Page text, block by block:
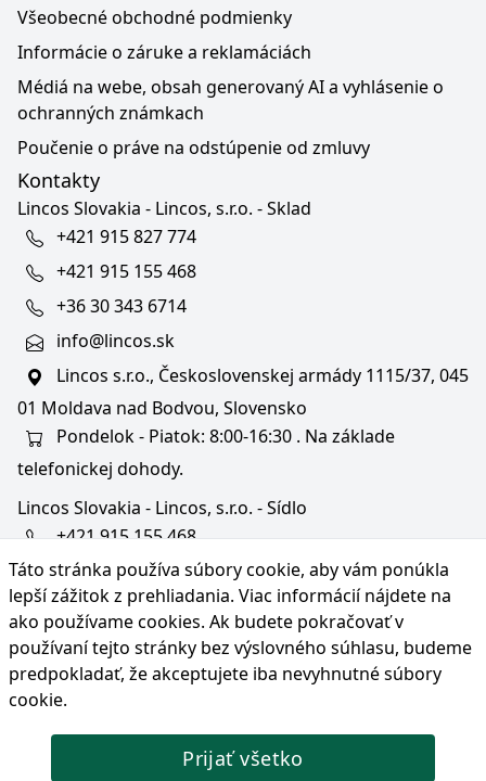
Táto stránka používa súbory cookie, aby vám ponúkla
lepší zážitok z prehliadania. Viac informácií nájdete na
ako používame cookies. Ak budete pokračovať v
používaní tejto stránky bez výslovného súhlasu, budeme
predpokladať, že akceptujete iba nevyhnutné súbory
cookie.
Prijať všetko
Všeobecné obchodné podmienky
Informácie o záruke a reklamáciách
Médiá na webe, obsah generovaný AI a vyhlásenie o
ochranných známkach
Poučenie o práve na odstúpenie od zmluvy
Kontakty
Lincos Slovakia - Lincos, s.r.o. - Sklad
+421 915 827 774
+421 915 155 468
+36 30 343 6714
info@lincos.sk
Lincos s.r.o., Československej armády 1115/37, 045
01 Moldava nad Bodvou, Slovensko
Pondelok - Piatok: 8:00-16:30 . Na základe
telefonickej dohody.
Lincos Slovakia - Lincos, s.r.o. - Sídlo
+421 915 155 468
+36/30 343 6714
bratislava@lincos.sk
Lincos s.r.o., Rustaveliho 4, 831 06 Bratislava - m. č.
Rača, Slovensko
Iba sídlo firmy